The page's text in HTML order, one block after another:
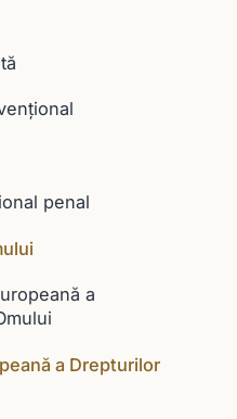
penal
a
a Drepturilor